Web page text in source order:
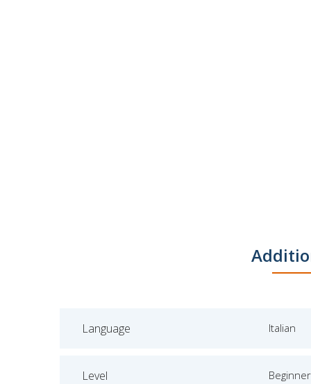
Language Italian
Level Beginner